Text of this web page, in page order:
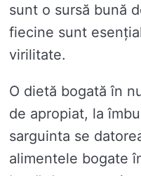
sunt o sursă bună
fiecine sunt
virilitate.
O dietă bogată în
de apropiat, la
sarguinta se
alimentele bogate